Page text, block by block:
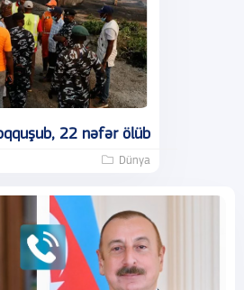
22 nəfər ölüb
Dünya